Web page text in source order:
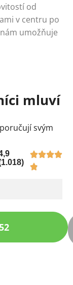
od
v centru po
umožňuje
mluví
svým